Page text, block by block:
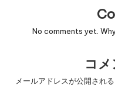
No comments yet.
コ
メールアドレスが公開され